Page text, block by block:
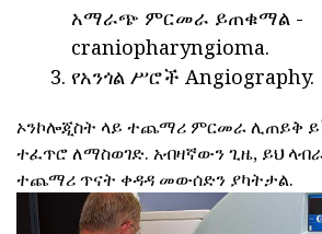
አማራጭ ምርመራ ይጠቁማል -
craniopharyngioma.
የአንጎል ሥሮች Angiography.
ኦንኮሎጂስት ላይ ተጨማሪ ምርመራ ሊጠይቅ
ተፈጥሮ ለማስወገድ. አብዛኛውን ጊዜ, ይህ
ተጨማሪ ጥናት ቀዳዳ መውሰድን ያካትታል.